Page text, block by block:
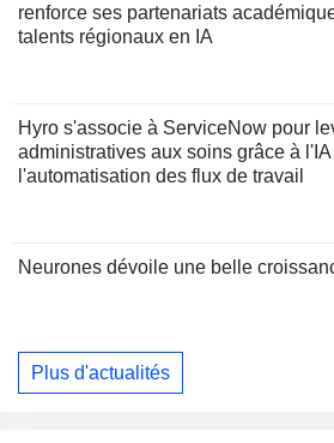
renforce ses partenariats
talents régionaux en IA
Hyro s'associe à ServiceNow pour
administratives aux soins grâce à
l'automatisation des flux de travail
Neurones dévoile une belle
Plus d'actualités